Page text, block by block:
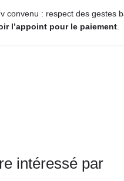
convenu : respect des gestes
l’appoint pour le paiement
intéressé par